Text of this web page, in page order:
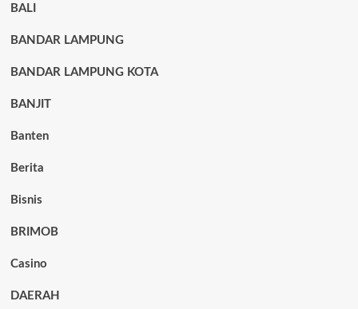
BALI
BANDAR LAMPUNG
BANDAR LAMPUNG KOTA
BANJIT
Banten
Berita
Bisnis
BRIMOB
Casino
DAERAH